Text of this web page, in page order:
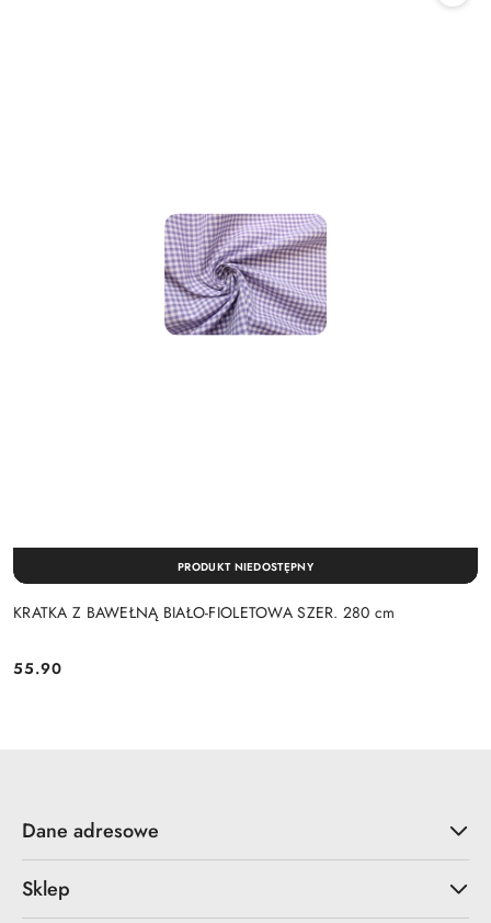
KRATKA Z BAWEŁNĄ BIAŁO-FIOLETOWA SZER. 280 cm
Cena:
55.90
PRODUKT NIEDOSTĘPNY
Dane adresowe
Sklep